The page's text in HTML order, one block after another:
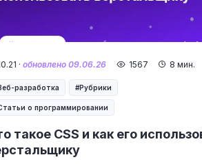
такое CSS и как его
· обновлено 09.06.26 1567 8 мин.
разработка Рубрики
о программировании